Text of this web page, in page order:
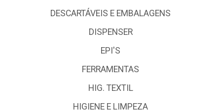
DESCARTÁVEIS E EMBALAGENS
DISPENSER
EPI'S
FERRAMENTAS
HIG. TEXTIL
HIGIENE E LIMPEZA